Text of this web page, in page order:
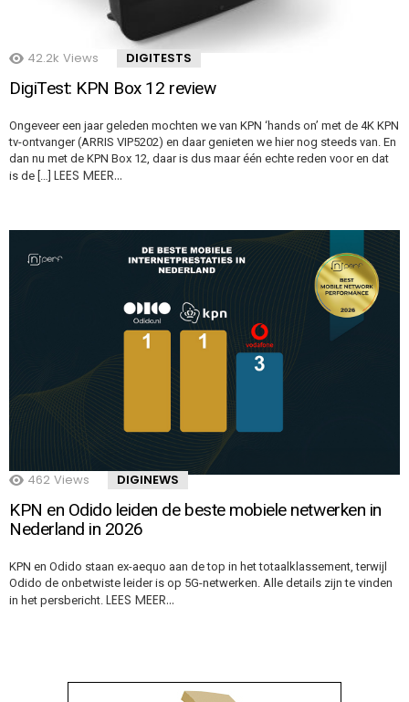
42.2k Views DIGITESTS
DigiTest: KPN Box 12 review
Ongeveer een jaar geleden mochten we van KPN ‘hands on’ met de 4K KPN
tv-ontvanger (ARRIS VIP5202) en daar genieten we hier nog steeds van. En
dan nu met de KPN Box 12, daar is dus maar één echte reden voor en dat
is de […] LEES MEER…
462 Views DIGINEWS
KPN en Odido leiden de beste mobiele netwerken in
Nederland in 2026
KPN en Odido staan ex-aequo aan de top in het totaalklassement, terwijl
Odido de onbetwiste leider is op 5G-netwerken. Alle details zijn te vinden
in het persbericht. LEES MEER…